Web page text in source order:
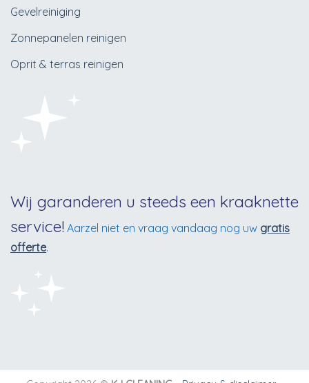
Gevelreiniging
Zonnepanelen reinigen
Oprit & terras reinigen
Wij garanderen u steeds een kraaknette
service! Aarzel niet en vraag vandaag nog uw gratis
offerte.